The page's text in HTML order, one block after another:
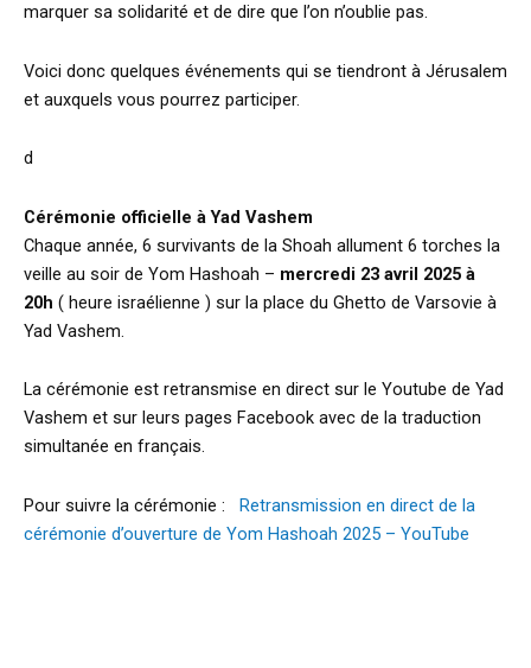
marquer sa solidarité et de dire que l’on n’oublie pas.
Voici donc quelques événements qui se tiendront à Jérusalem
et auxquels vous pourrez participer.
d
Cérémonie officielle à Yad Vashem
Chaque année, 6 survivants de la Shoah allument 6 torches la
veille au soir de Yom Hashoah – mercredi 23 avril 2025 à
20h ( heure israélienne ) sur la place du Ghetto de Varsovie à
Yad Vashem.
La cérémonie est retransmise en direct sur le Youtube de Yad
Vashem et sur leurs pages Facebook avec de la traduction
simultanée en français.
Pour suivre la cérémonie : Retransmission en direct de la
cérémonie d’ouverture de Yom Hashoah 2025 – YouTube